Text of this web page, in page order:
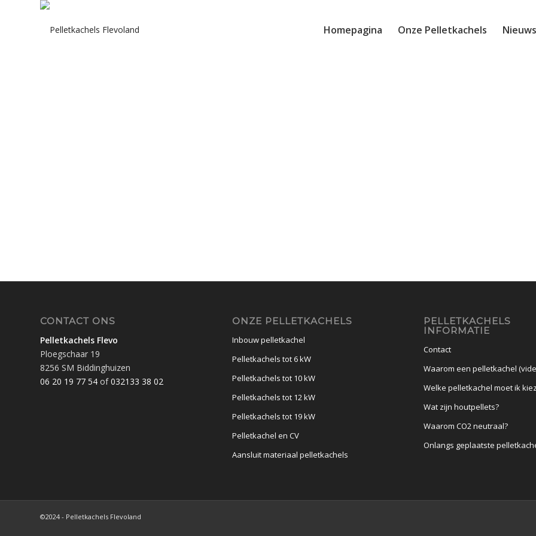
Homepagina Onze Pelletkachels Nieuws
CONTACT ONS
Pelletkachels Flevo
Ploegschaar 19
8256 SM Biddinghuizen
06 20 19 77 54 of032133 38 02
ONZE PELLETKACHELS
Inbouw pelletkachel
Pelletkachels tot 6 kW
Pelletkachels tot 10 kW
Pelletkachels tot 12 kW
Pelletkachels tot 19 kW
Pelletkachel en CV
Aansluit materiaal pelletkachels
PELLETKACHELS
INFORMATIE
Contact
Waarom een pelletkachel
Welke pelletkachel moet ik
Wat zijn houtpellets?
Waarom CO2 neutraal?
Onlangs geplaatste
©2024 - Pelletkachels Flevoland